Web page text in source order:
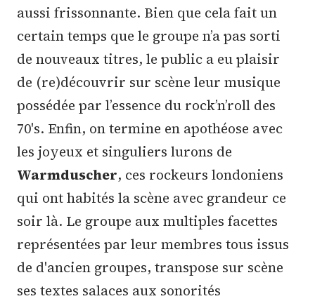
aussi frissonnante. Bien que cela fait un
certain temps que le groupe n’a pas sorti
de nouveaux titres, le public a eu plaisir
de (re)découvrir sur scène leur musique
possédée par l’essence du rock’n’roll des
70's. Enfin, on termine en apothéose avec
les joyeux et singuliers lurons de
Warmduscher, ces rockeurs londoniens
qui ont habités la scène avec grandeur ce
soir là. Le groupe aux multiples facettes
représentées par leur membres tous issus
de d'ancien groupes, transpose sur scène
ses textes salaces aux sonorités